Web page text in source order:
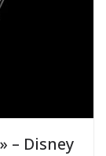
– Disney